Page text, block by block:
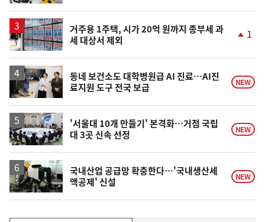
거주용 1주택, 시가 20억 원까지 종부세 과
세 대상서 제외
승
1
동네 보건소도 대학병원급 AI 진료…AI진
료지원 도구 전국 보급
NEW
'서울대 10개 만들기' 본격화…거점 국립
대 3곳 신속 선정
NEW
국내산업 공급망 확충한다…'국내생산세
액공제' 신설
NEW